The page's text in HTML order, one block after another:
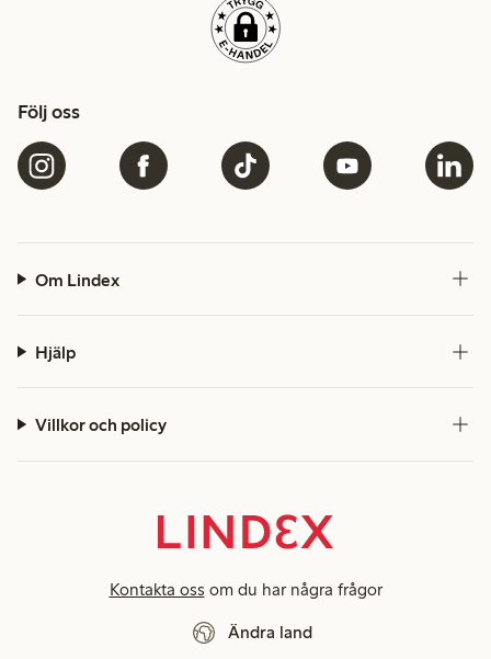
Följ oss
Om Lindex
Hjälp
Villkor och policy
Kontakta oss om du har några frågor
Ändra land